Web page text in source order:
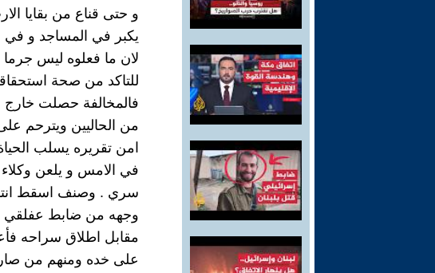
و حتى قناع من بقايا
يكبر في المساجد و
لان ما فعلوه ليس جرما
للتاكد من صحة
فالمخالفة حصلت خارج
من الحاليين ويترحم
امن تقريره يسلب الحياة ب 500 دينار فقط و
في الامس و يلعن وكلاء
سري . وصنف اسقط
وجهه من ضابط عفلقي
مقابل اطلاق سراحه
على خده ومنهم من